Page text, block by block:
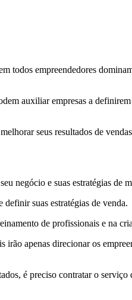
todos empreendedores
auxiliar empresas a definirem
seus resultados de
negócio e suas estratégias de
suas estratégias de venda.
de profissionais e na
apenas direcionar os
é preciso contratar o